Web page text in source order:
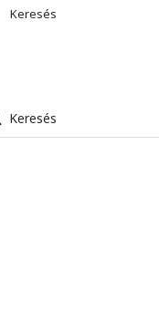
Keresés
Keresés